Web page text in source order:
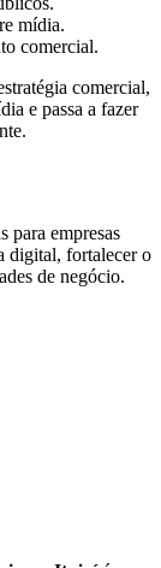
mídia.
comercial.
comercial,
e passa a fazer
para empresas
digital, fortalecer o
de negócio.